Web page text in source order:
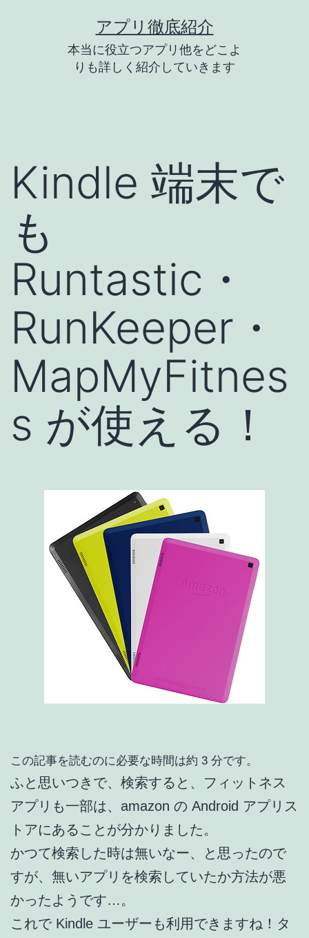
アプリ徹底紹介
本当に役立つアプリ他をどこよ
りも詳しく紹介していきます
Kindle 端末で
も
Runtastic・
RunKeeper・
MapMyFitnes
s が使える！
この記事を読むのに必要な時間は約 3 分です。
ふと思いつきで、検索すると、フィットネス
アプリも一部は、amazon の Android アプリス
トアにあることが分かりました。
かつて検索した時は無いなー、と思ったので
すが、無いアプリを検索していたか方法が悪
かったようです…。
これで Kindle ユーザーも利用できますね！タ